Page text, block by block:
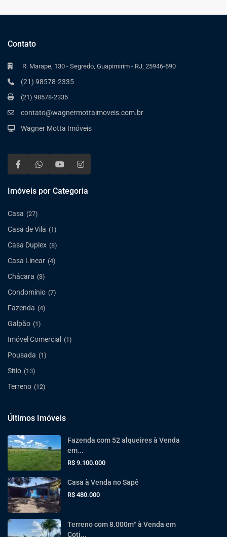
Contato
R. Marape, 130 - Segredo, Guapimirim - RJ, 25946-690
(21) 98578-2335
(21) 98578-2335
contato@wagnermottaimoveis.com.br
Wagner Motta Imóveis
Imóveis por Categoria
Casa (27)
Casa de Vila (1)
Casa Duplex (8)
Casa Linear (4)
Chácara (3)
Condomínio (7)
Fazenda (4)
Galpão (1)
Imóvel Comercial (1)
Pousada (1)
Sítio (13)
Terreno (12)
Últimos Imóveis
Fazenda com 52 alqueires à Venda
em...
R$ 9.100.000
Casa à Venda no Sapê
R$ 480.000
Terreno com 8.000m² à Venda em
Coti...